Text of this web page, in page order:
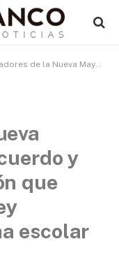
Mayoría llegan a acuerdo y aprueban indicación que permitirá invocar ley Zamudio en sistema escolar
y
que
escolar